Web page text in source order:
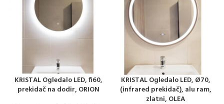
KRISTAL Ogledalo LED, fi60,
prekidač na dodir, ORION
KRISTAL Ogledalo LED, Ø70,
(infrared prekidač), alu ram,
zlatni, OLEA